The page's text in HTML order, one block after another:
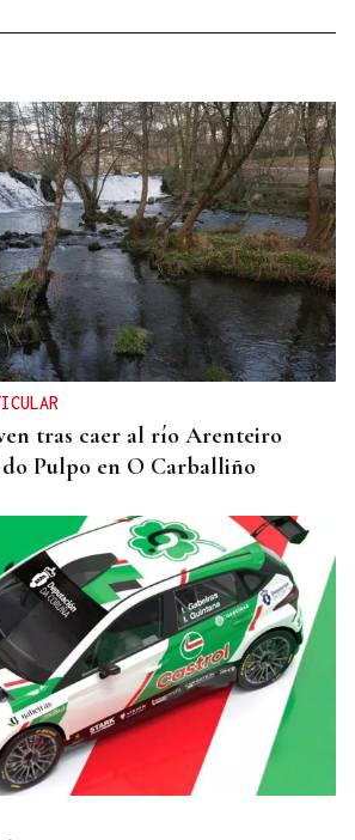
lunes, 10 de agosto
tras caer al río Arenteiro
Pulpo en O Carballiño